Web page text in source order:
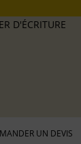
D'ÉCRITURE
UN DEVIS